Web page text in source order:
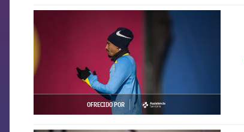
OFRECIDO POR
asistencia